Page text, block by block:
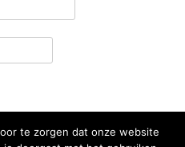
te zorgen dat onze website